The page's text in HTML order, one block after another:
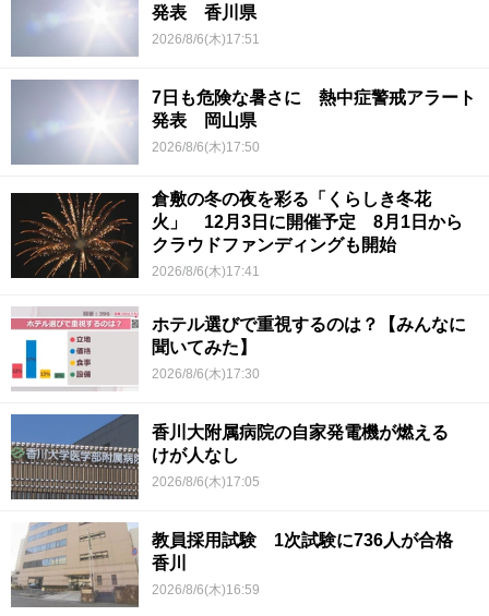
発表 香川県
2026/8/6(木)17:51
7日も危険な暑さに 熱中症警戒アラート
発表 岡山県
2026/8/6(木)17:50
倉敷の冬の夜を彩る「くらしき冬花
火」 12月3日に開催予定 8月1日から
クラウドファンディングも開始
2026/8/6(木)17:41
ホテル選びで重視するのは？【みんなに
聞いてみた】
2026/8/6(木)17:30
香川大附属病院の自家発電機が燃える
けが人なし
2026/8/6(木)17:05
教員採用試験 1次試験に736人が合格
香川
2026/8/6(木)16:59